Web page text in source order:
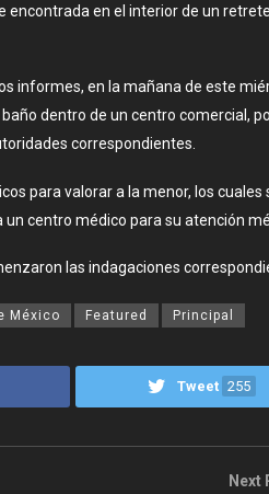
encontrada en el interior de un
informes, en la mañana de este
dentro de un centro comercial,
correspondientes.
para valorar a la menor, los
centro médico para su atención
las indagaciones
México Featured Principal
Tweet 255
Next